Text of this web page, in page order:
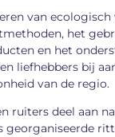
van
het
en het
liefhebbers bij
van de regio.
ruiters deel aan
georganiseerde